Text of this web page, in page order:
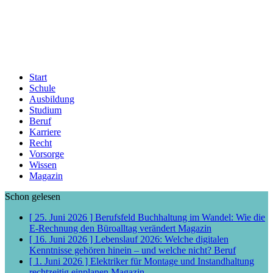
Start
Schule
Ausbildung
Studium
Beruf
Karriere
Recht
Vorsorge
Wissen
Magazin
Schon gelesen
[ 25. Juni 2026 ] Berufsfeld Buchhaltung im Wandel: Wie die
E-Rechnung den Büroalltag verändert Magazin
[ 16. Juni 2026 ] Lebenslauf 2026: Welche digitalen
Kenntnisse gehören hinein – und welche nicht? Beruf
[ 1. Juni 2026 ] Elektriker für Montage und Instandhaltung